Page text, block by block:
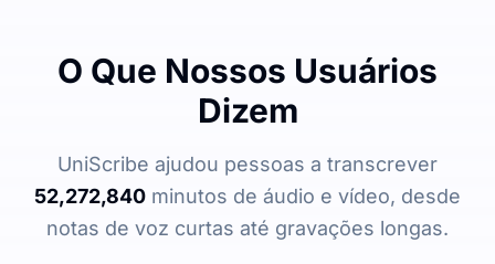
O Que Nossos Usuários
Dizem
UniScribe ajudou pessoas a transcrever
52,272,840 minutos de áudio e vídeo, desde
notas de voz curtas até gravações longas.